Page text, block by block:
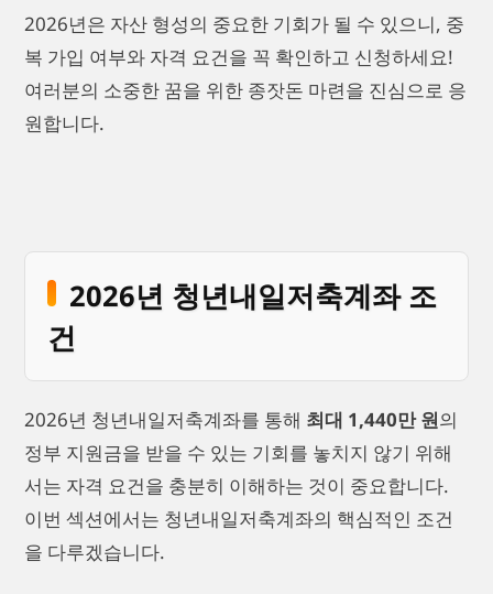
2026년은 자산 형성의 중요한 기회가 될 수 있으니, 중
복 가입 여부와 자격 요건을 꼭 확인하고 신청하세요!
여러분의 소중한 꿈을 위한 종잣돈 마련을 진심으로 응
원합니다.
2026년 청년내일저축계좌 조
건
2026년 청년내일저축계좌를 통해 최대 1,440만 원의
정부 지원금을 받을 수 있는 기회를 놓치지 않기 위해
서는 자격 요건을 충분히 이해하는 것이 중요합니다.
이번 섹션에서는 청년내일저축계좌의 핵심적인 조건
을 다루겠습니다.